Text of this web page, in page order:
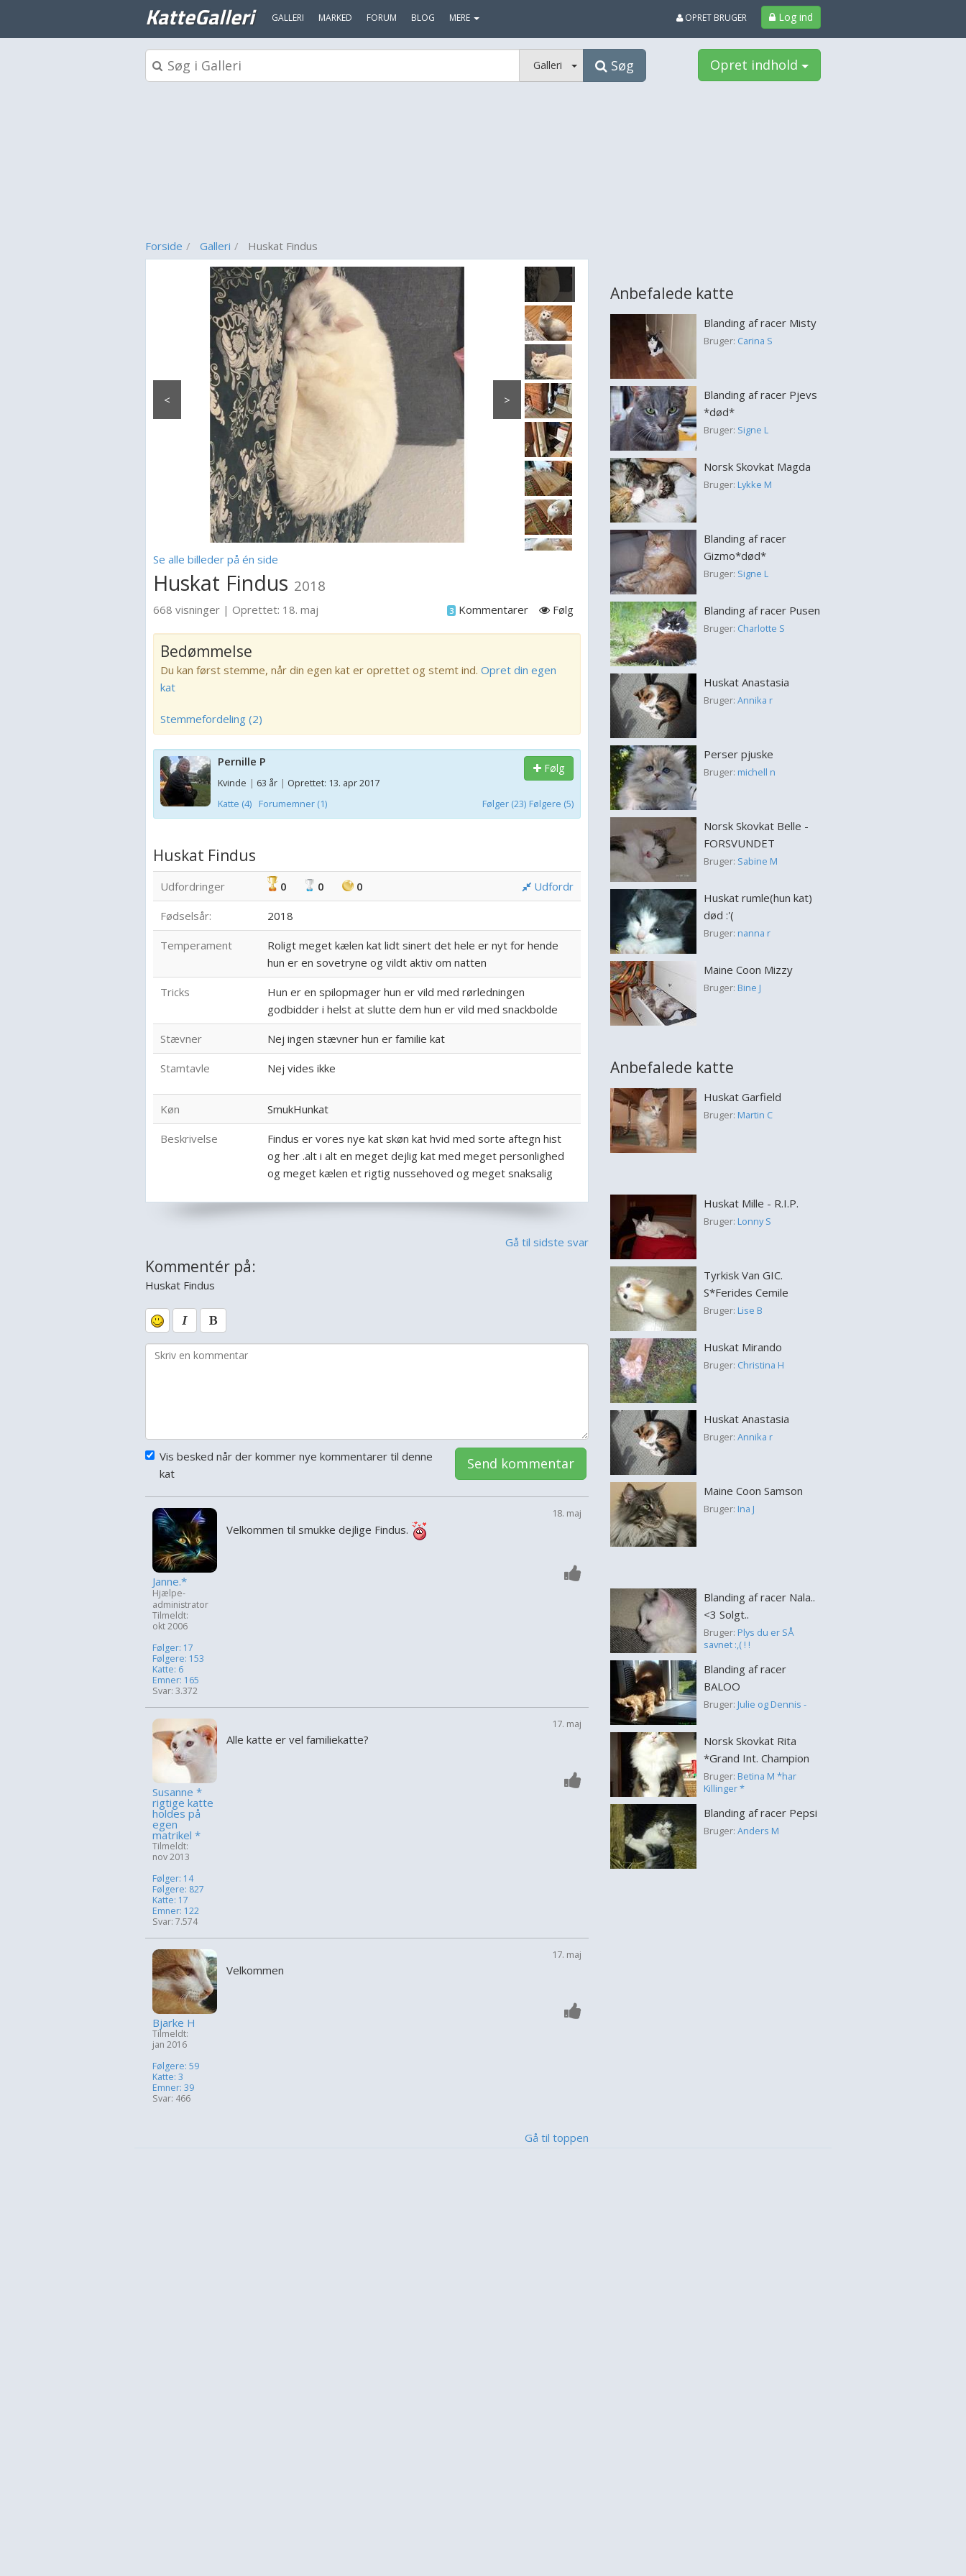
KatteGalleri GALLERI MARKED FORUM BLOG MERE Log ind
OPRET BRUGER
Galleri Søg Opret indhold
Forside Galleri Huskat Findus
< >
Se alle billeder på én side
Huskat Findus 2018
668 visninger | Oprettet: 18. maj Følg
3 Kommentarer
Bedømmelse
Du kan først stemme, når din egen kat er oprettet og stemt ind. Opret din egen
kat
Stemmefordeling (2)
Pernille P
Kvinde | 63 år | Oprettet: 13. apr 2017
Katte (4)
Forumemner (1)
Følg
Følger (23) Følgere (5)
Huskat Findus
Udfordringer 0 0 0 Udfordr
Fødselsår: 2018
Temperament
Roligt meget kælen kat lidt sinert det hele er nyt for hende
hun er en sovetryne og vildt aktiv om natten
Tricks
Hun er en spilopmager hun er vild med rørledningen
godbidder i helst at slutte dem hun er vild med snackbolde
Stævner Nej ingen stævner hun er familie kat
Stamtavle Nej vides ikke
Køn SmukHunkat
Beskrivelse
Findus er vores nye kat skøn kat hvid med sorte aftegn hist
og her .alt i alt en meget dejlig kat med meget personlighed
og meget kælen et rigtig nussehoved og meget snaksalig
Gå til sidste svar
Kommentér på:
Huskat Findus
Vis besked når der kommer nye kommentarer til denne
kat
Send kommentar
Janne.*
Hjælpe-
administrator
Tilmeldt:
okt 2006
Følger: 17
Følgere: 153
Katte: 6
Emner: 165
Svar: 3.372
18. maj
Velkommen til smukke dejlige Findus.
Susanne *
rigtige katte
holdes på
egen
matrikel *
Tilmeldt:
nov 2013
Følger: 14
Følgere: 827
Katte: 17
Emner: 122
Svar: 7.574
17. maj
Alle katte er vel familiekatte?
Bjarke H
Tilmeldt:
jan 2016
Følgere: 59
Katte: 3
Emner: 39
Svar: 466
17. maj
Velkommen
Gå til toppen
Anbefalede katte
Blanding af racer Misty
Bruger: Carina S
Blanding af racer Pjevs
*død*
Bruger: Signe L
Norsk Skovkat Magda
Bruger: Lykke M
Blanding af racer
Gizmo*død*
Bruger: Signe L
Blanding af racer Pusen
Bruger: Charlotte S
Huskat Anastasia
Bruger: Annika r
Perser pjuske
Bruger: michell n
Norsk Skovkat Belle -
FORSVUNDET
Bruger: Sabine M
Huskat rumle(hun kat)
død :'(
Bruger: nanna r
Maine Coon Mizzy
Bruger: Bine J
Anbefalede katte
Huskat Garfield
Bruger: Martin C
Huskat Mille - R.I.P.
Bruger: Lonny S
Tyrkisk Van GIC.
S*Ferides Cemile
Bruger: Lise B
Huskat Mirando
Bruger: Christina H
Huskat Anastasia
Bruger: Annika r
Maine Coon Samson
Bruger: Ina J
Blanding af racer Nala..
<3 Solgt..
Bruger: Plys du er SÅ
savnet :,( ! !
Blanding af racer
BALOO
Bruger: Julie og Dennis -
Norsk Skovkat Rita
*Grand Int. Champion
Bruger: Betina M *har
Killinger *
Blanding af racer Pepsi
Bruger: Anders M